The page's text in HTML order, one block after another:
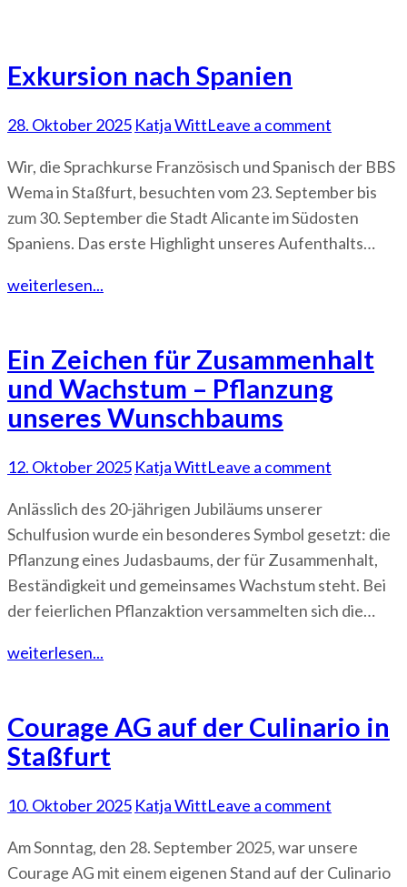
Exkursion nach Spanien
28. Oktober 2025 Katja WittLeave a comment
Wir, die Sprachkurse Französisch und Spanisch der BBS
Wema in Staßfurt, besuchten vom 23. September bis
zum 30. September die Stadt Alicante im Südosten
Spaniens. Das erste Highlight unseres Aufenthalts…
weiterlesen...
Ein Zeichen für Zusammenhalt
und Wachstum – Pflanzung
unseres Wunschbaums
12. Oktober 2025 Katja WittLeave a comment
Anlässlich des 20-jährigen Jubiläums unserer
Schulfusion wurde ein besonderes Symbol gesetzt: die
Pflanzung eines Judasbaums, der für Zusammenhalt,
Beständigkeit und gemeinsames Wachstum steht. Bei
der feierlichen Pflanzaktion versammelten sich die…
weiterlesen...
Courage AG auf der Culinario in
Staßfurt
10. Oktober 2025 Katja WittLeave a comment
Am Sonntag, den 28. September 2025, war unsere
Courage AG mit einem eigenen Stand auf der Culinario